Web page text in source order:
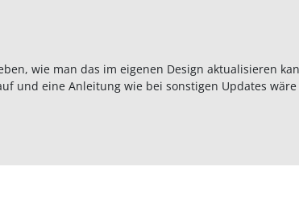
wie man das im eigenen Design aktualisieren
und eine Anleitung wie bei sonstigen Updates